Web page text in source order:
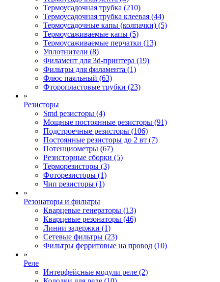
Термоусадочная трубка (210)
Термоусадочная трубка клеевая (44)
Термоусадочные капы (колпачки) (5)
Термоусаживаемые капы (5)
Термоусаживаемые перчатки (13)
Уплотнители (8)
Филамент для 3d-принтера (19)
Фильтры для филамента (1)
Флюс паяльный (63)
Фторопластовые трубки (23)
»
Резисторы
Smd резисторы (4)
Мощные постоянные резисторы (91)
Подстроечные резисторы (106)
Постоянные резисторы до 2 вт (7)
Потенциометры (67)
Резисторные сборки (5)
Терморезисторы (3)
Фоторезисторы (1)
Чип резисторы (1)
»
Резонаторы и фильтры
Кварцевые генераторы (13)
Кварцевые резонаторы (46)
Линии задержки (1)
Сетевые фильтры (23)
Фильтры ферритовые на провод (10)
»
Реле
Интерфейсные модули реле (2)